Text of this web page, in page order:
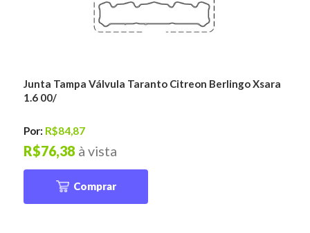
Junta Tampa Válvula Taranto Citreon Berlingo Xsara
1.6 00/
Por: R$84,87
à vista
R$76,38
Comprar